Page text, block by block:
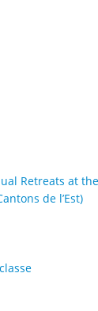
Retreats at
de l’Est)